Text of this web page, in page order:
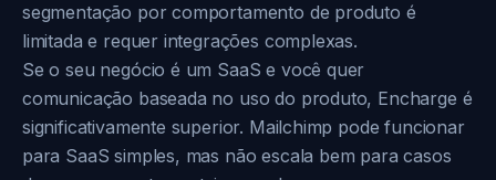
segmentação por comportamento de produto é
limitada e requer integrações complexas.
Se o seu negócio é um SaaS e você quer
comunicação baseada no uso do produto, Encharge é
significativamente superior. Mailchimp pode funcionar
para SaaS simples, mas não escala bem para casos